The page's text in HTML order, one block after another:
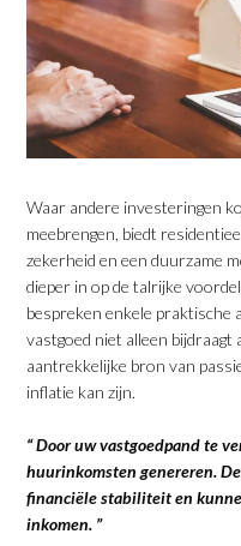
Waar andere investeringen
meebrengen, biedt
zekerheid en een duurzame
dieper in op de talrijke
bespreken enkele praktische
vastgoed niet alleen bijdraagt
aantrekkelijke bron van
inflatie kan zijn.
“ Door uw vastgoedpand te
huurinkomsten genereren.
financiële stabiliteit en
inkomen. ”